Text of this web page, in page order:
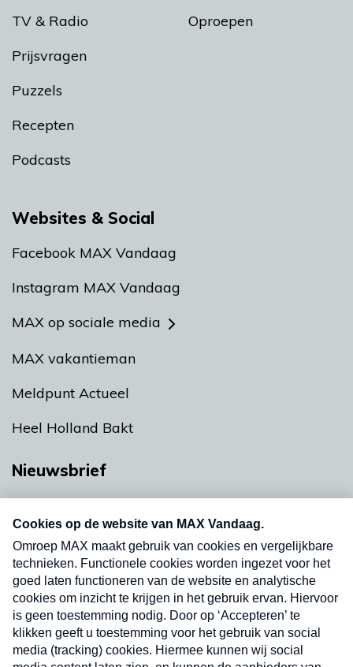
TV & Radio
Prijsvragen
Puzzels
Recepten
Podcasts
Oproepen
Websites & Social
Facebook MAX Vandaag
Instagram MAX Vandaag
MAX op sociale media
MAX vakantieman
Meldpunt Actueel
Heel Holland Bakt
Nieuwsbrief
nieuwsbrief. Elke vrijdag- en dinsdagochtend in
uw mailbox.
Verzend